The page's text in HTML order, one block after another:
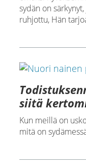
sydän on
ruhjottu, Hän
siitä
Kun meillä on
mitä on